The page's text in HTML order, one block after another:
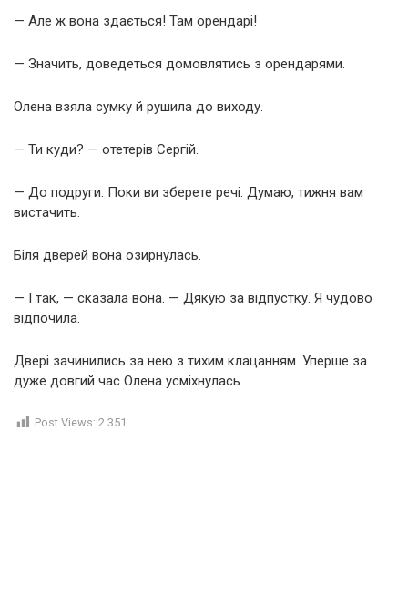
— Але ж вона здається! Там орендарі!
— Значить, доведеться домовлятись з орендарями.
Олена взяла сумку й рушила до виходу.
— Ти куди? — отетерів Сергій.
— До подруги. Поки ви зберете речі. Думаю, тижня вам
вистачить.
Біля дверей вона озирнулась.
— І так, — сказала вона. — Дякую за відпустку. Я чудово
відпочила.
Двері зачинились за нею з тихим клацанням. Уперше за
дуже довгий час Олена усміхнулась.
Post Views: 2 351